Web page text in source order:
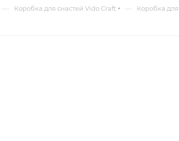
— Коробка для снастей Vido Craft — Коробка